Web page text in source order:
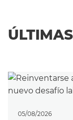
05/08/2026